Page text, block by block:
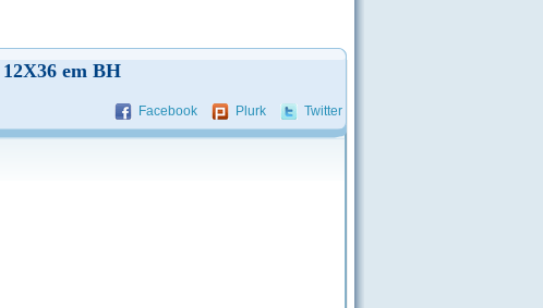
em BH
Facebook Plurk Twitter